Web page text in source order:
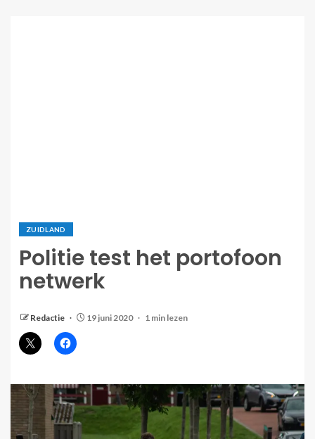
ZUIDLAND
Politie test het portofoon
netwerk
Redactie 19 juni 2020 1 min lezen